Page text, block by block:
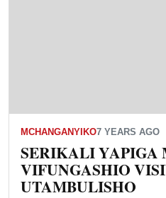
MCHANGANYIKO7 YEARS AGO
SERIKALI YAPIGA
VIFUNGASHIO
UTAMBULISHO